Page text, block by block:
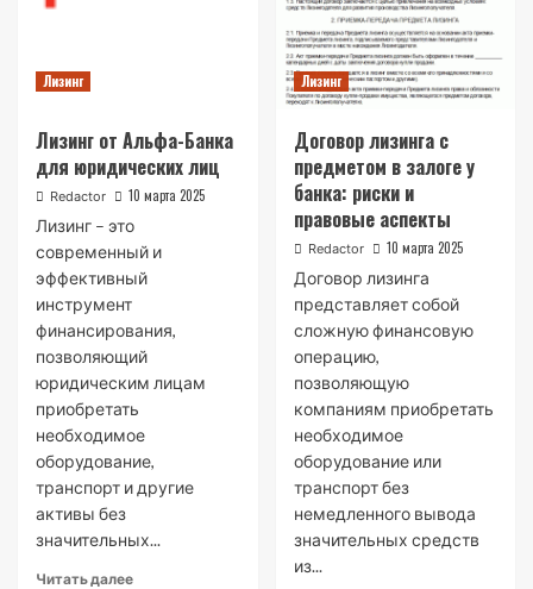
Лизинг
Лизинг от Альфа-Банка
для юридических лиц
Redactor 10 марта 2025
Лизинг – это
современный и
эффективный
инструмент
финансирования,
позволяющий
юридическим лицам
приобретать
необходимое
оборудование,
транспорт и другие
активы без
значительных...
Читать далее
Лизинг
Договор лизинга с
предметом в залоге у
банка: риски и
правовые аспекты
Redactor 10 марта 2025
Договор лизинга
представляет собой
сложную финансовую
операцию,
позволяющую
компаниям приобретать
необходимое
оборудование или
транспорт без
немедленного вывода
значительных средств
из...